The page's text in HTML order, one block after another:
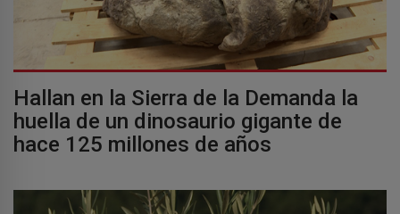
Hallan en la Sierra de la Demanda la
huella de un dinosaurio gigante de
hace 125 millones de años